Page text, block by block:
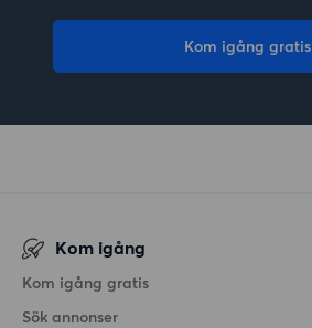
Kom igång gratis
Kom igång
Kom igång gratis
Sök annonser